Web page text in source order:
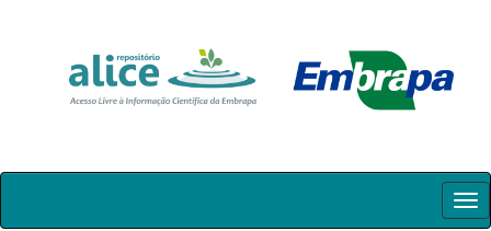
Skip